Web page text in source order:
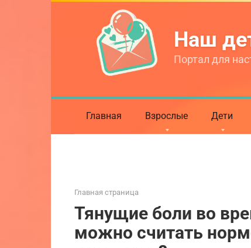
Наш
Портал для
Главная Взрослые Дети
Главная страница
Тянущие боли во
можно считать